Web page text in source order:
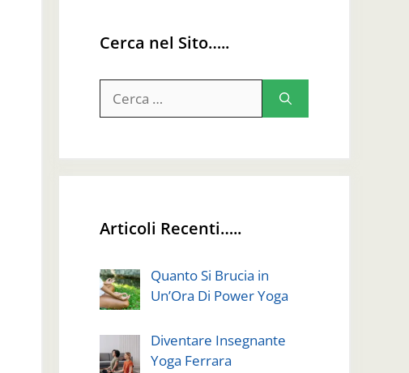
Cerca nel Sito…..
per:
Articoli Recenti…..
Quanto Si Brucia in
Un’Ora Di Power Yoga
Diventare Insegnante
Yoga Ferrara